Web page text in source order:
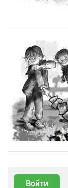
Войти